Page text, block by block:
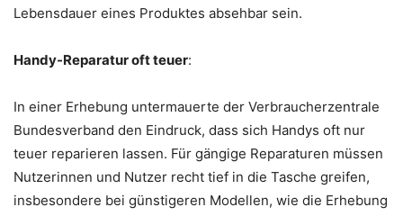
Lebensdauer eines Produktes absehbar sein.
Handy-Reparatur oft teuer:
In einer Erhebung untermauerte der Verbraucherzentrale
Bundesverband den Eindruck, dass sich Handys oft nur
teuer reparieren lassen. Für gängige Reparaturen müssen
Nutzerinnen und Nutzer recht tief in die Tasche greifen,
insbesondere bei günstigeren Modellen, wie die Erhebung